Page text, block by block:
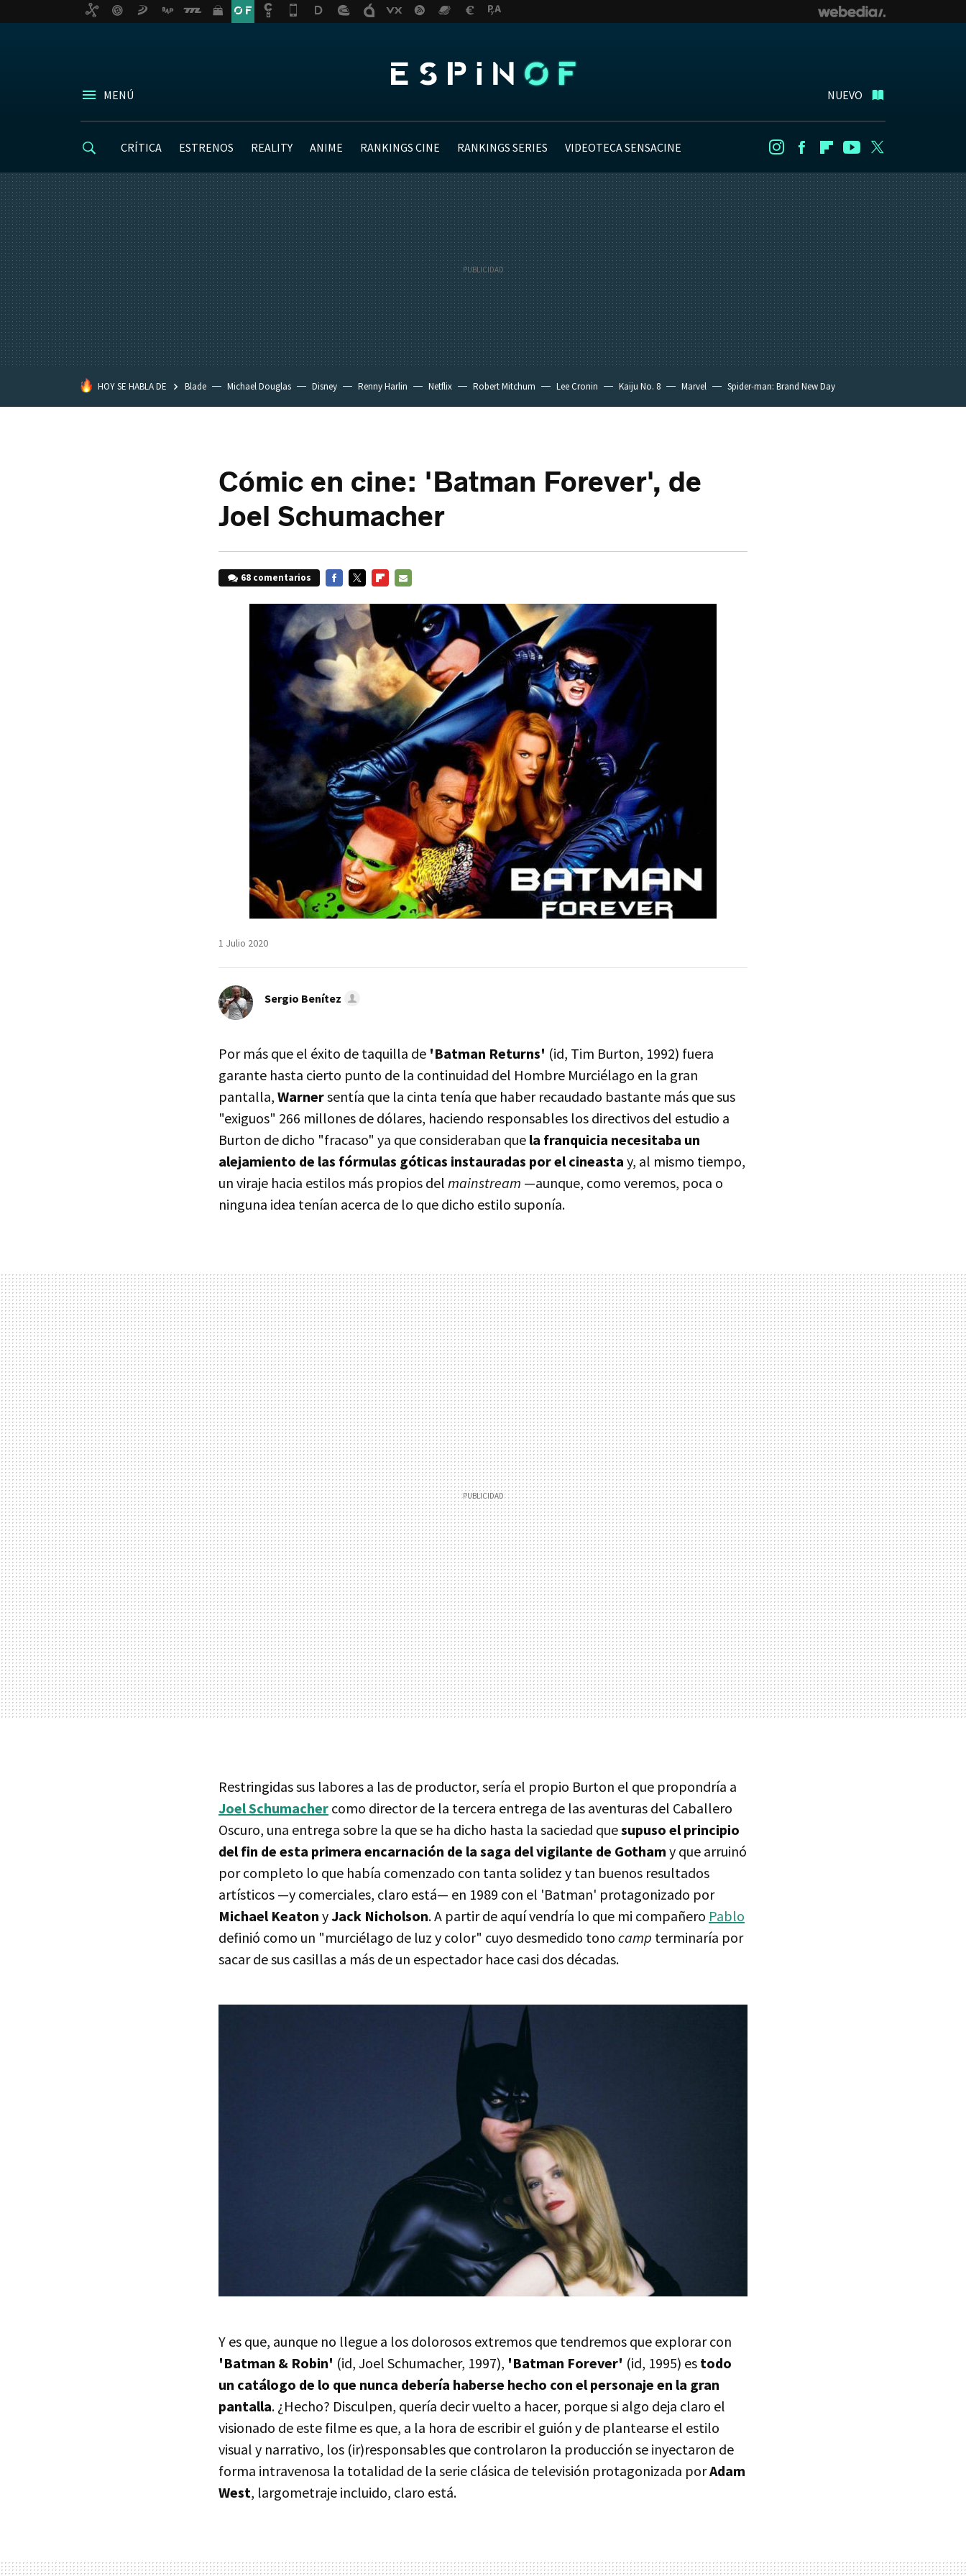
MENÚ NUEVO
CRÍTICA ESTRENOS REALITY ANIME RANKINGS CINE RANKINGS SERIES VIDEOTECA SENSACINE InstagramFacebookFlipboard
Youtube
HOY SE HABLA DE Blade Michael Douglas Disney Renny Harlin Netflix Robert Mitchum Lee Cronin Kaiju No. 8 Marvel Spider-man: Brand New Day
Cómic en cine: 'Batman Forever', de
Joel Schumacher
68 comentarios
MAIL
1 Julio 2020
Sergio Benítez
Por más que el éxito de taquilla de 'Batman Returns' (id, Tim Burton, 1992) fuera
garante hasta cierto punto de la continuidad del Hombre Murciélago en la gran
pantalla, Warnersentía que la cinta tenía que haber recaudado bastante más que sus
"exiguos" 266 millones de dólares, haciendo responsables los directivos del estudio a
Burton de dicho "fracaso" ya que consideraban que la franquicia necesitaba un
alejamiento de las fórmulas góticas instauradas por el cineasta y, al mismo tiempo,
un viraje hacia estilos más propios del mainstream —aunque, como veremos, poca o
ninguna idea tenían acerca de lo que dicho estilo suponía.
Restringidas sus labores a las de productor, sería el propio Burton el que propondría a
Joel Schumacher como director de la tercera entrega de las aventuras del Caballero
Oscuro, una entrega sobre la que se ha dicho hasta la saciedad quesupuso el principio
del fin de esta primera encarnación de la saga del vigilante de Gotham y que arruinó
por completo lo que había comenzado con tanta solidez y tan buenos resultados
artísticos —y comerciales, claro está— en 1989 con el 'Batman' protagonizado por
Michael Keaton yJack Nicholson. A partir de aquí vendría lo que mi compañero Pablo
definió como un "murciélago de luz y color" cuyo desmedido tono camp terminaría por
sacar de sus casillas a más de un espectador hace casi dos décadas.
Y es que, aunque no llegue a los dolorosos extremos que tendremos que explorar con
'Batman & Robin' (id, Joel Schumacher, 1997), 'Batman Forever' (id, 1995) es todo
un catálogo de lo que nunca debería haberse hecho con el personaje en la gran
pantalla. ¿Hecho? Disculpen, quería decir vuelto a hacer, porque si algo deja claro el
visionado de este filme es que, a la hora de escribir el guión y de plantearse el estilo
visual y narrativo, los (ir)responsables que controlaron la producción se inyectaron de
forma intravenosa la totalidad de la serie clásica de televisión protagonizada porAdam
West, largometraje incluido, claro está.